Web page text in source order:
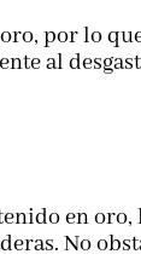
por lo
al
en
No